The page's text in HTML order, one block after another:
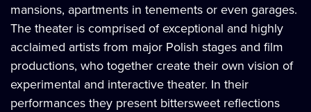
mansions, apartments in tenements or even garages.
The theater is comprised of exceptional and highly
acclaimed artists from major Polish stages and film
productions, who together create their own vision of
experimental and interactive theater. In their
performances they present bittersweet reflections